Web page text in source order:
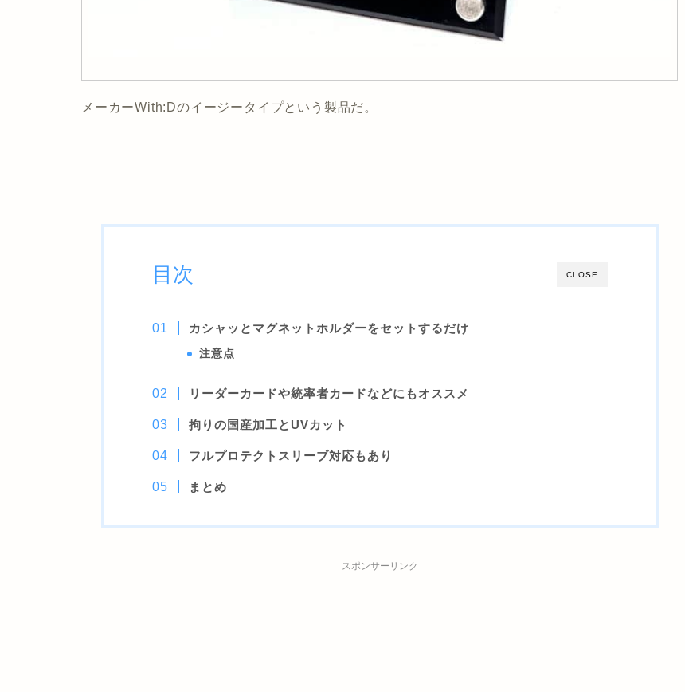
メーカーWith:Dのイージータイプという製品だ。
CLOSE
目次
カシャッとマグネットホルダーをセットするだけ
注意点
リーダーカードや統率者カードなどにもオススメ
拘りの国産加工とUVカット
フルプロテクトスリーブ対応もあり
まとめ
スポンサーリンク